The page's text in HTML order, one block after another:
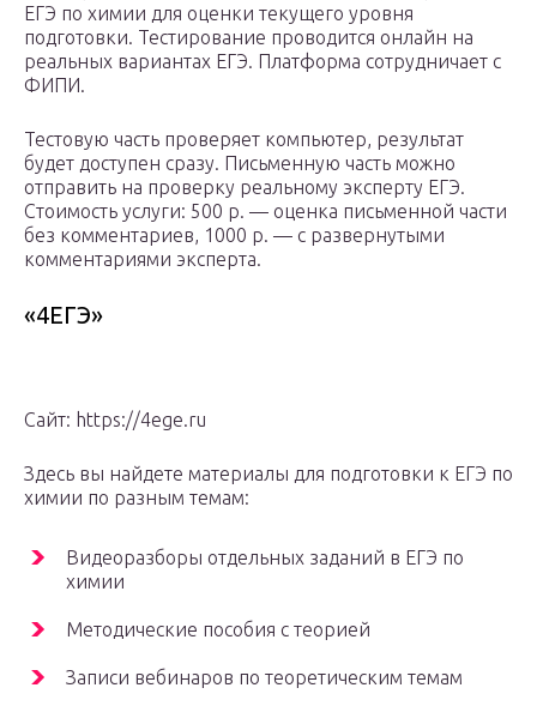
ЕГЭ по химии для оценки текущего уровня
подготовки. Тестирование проводится онлайн на
реальных вариантах ЕГЭ. Платформа сотрудничает с
ФИПИ.
Тестовую часть проверяет компьютер, результат
будет доступен сразу. Письменную часть можно
отправить на проверку реальному эксперту ЕГЭ.
Стоимость услуги: 500 р. — оценка письменной части
без комментариев, 1000 р. — с развернутыми
комментариями эксперта.
«4ЕГЭ»
Сайт: https://4ege.ru
Здесь вы найдете материалы для подготовки к ЕГЭ по
химии по разным темам:
Видеоразборы отдельных заданий в ЕГЭ по
химии
Методические пособия с теорией
Записи вебинаров по теоретическим темам